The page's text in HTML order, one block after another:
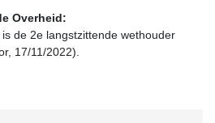
Overheid:
de 2e langstzittende wethouder
17/11/2022).